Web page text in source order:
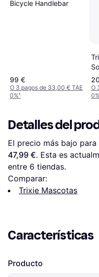
Bicycle Handlebar
99 €
O 3 pagos de 33,00 € TAE
0%¹
O
0%
Detalles del
El precio más bajo para
47,99 €. Esta es
entre 6 tiendas.
Comparar:
Trixie Mascotas
Características
Producto